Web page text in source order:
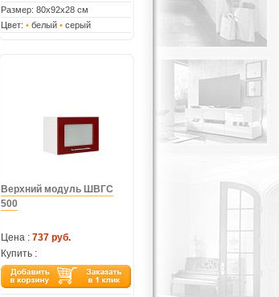
Размер: 80х92х28 см
Цвет: •белый •серый
Верхний модуль ШВГС
500
Цена : 737 руб.
Купить :